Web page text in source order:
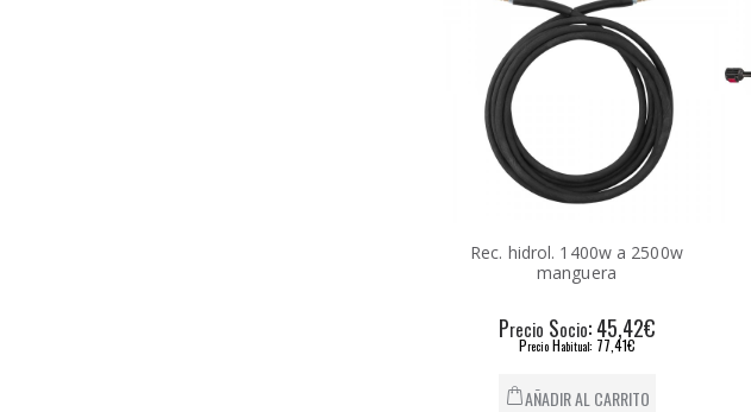
Rec. hidrol. 1400w a 2500w
manguera
Precio Socio: 45,42€
PrecioHabitual: 77,41€
AÑADIR AL CARRITO